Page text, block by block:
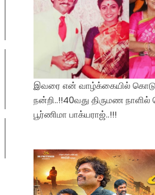
இவரை என் வாழ்க்கையில்
நன்றி..!!40வது திருமண நாளில்
பூர்ணிமா பாக்யராஜ்..!!!